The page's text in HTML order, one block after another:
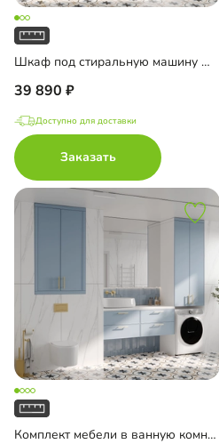
Шкаф под стиральную машину Ментон-1
39 890
Доступно для доставки
Заказать
Комплект мебели в ванную комнату Ментон-1